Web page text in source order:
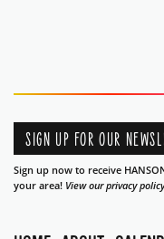
SIGN UP FOR OUR
Sign up now to receive
your area! View our privacy